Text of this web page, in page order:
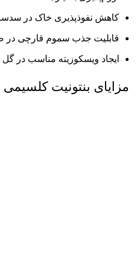
کاهش نفوذپذیری خاک در
قابلیت جذب سموم قارچی در
ایجاد ویسکوزیته مناسب در
مزایای بنتونیت کلسیمی